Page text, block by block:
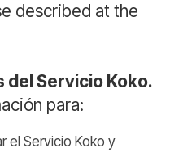
described at the
del Servicio Koko.
para:
el Servicio Koko y